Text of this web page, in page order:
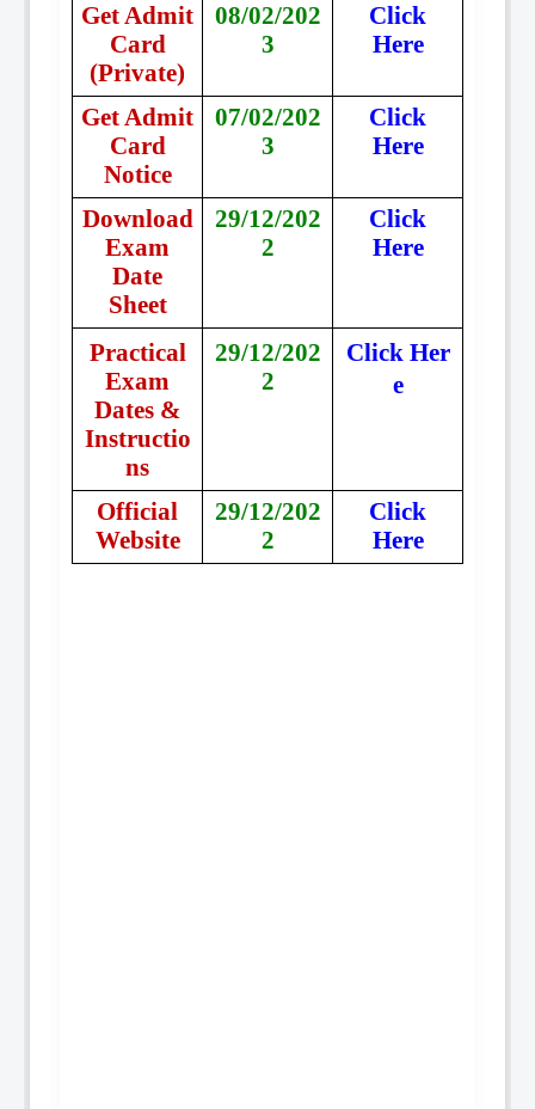
Get Admit
Card
(Private)
08/02/202
3
Click
Here
Get Admit
Card
Notice
07/02/202
3
Click
Here
Download
Exam
Date
Sheet
29/12/202
2
Click
Here
Practical
Exam
Dates &
Instructio
ns
29/12/202
2
Click Her
e
Official
Website
29/12/202
2
Click
Here